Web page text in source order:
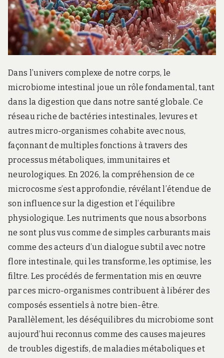
Dans l’univers complexe de notre corps, le
microbiome intestinal joue un rôle fondamental, tant
dans la digestion que dans notre santé globale. Ce
réseau riche de bactéries intestinales, levures et
autres micro-organismes cohabite avec nous,
façonnant de multiples fonctions à travers des
processus métaboliques, immunitaires et
neurologiques. En 2026, la compréhension de ce
microcosme s’est approfondie, révélant l’étendue de
son influence sur la digestion et l’équilibre
physiologique. Les nutriments que nous absorbons
ne sont plus vus comme de simples carburants mais
comme des acteurs d’un dialogue subtil avec notre
flore intestinale, qui les transforme, les optimise, les
filtre. Les procédés de fermentation mis en œuvre
par ces micro-organismes contribuent à libérer des
composés essentiels à notre bien-être.
Parallèlement, les déséquilibres du microbiome sont
aujourd’hui reconnus comme des causes majeures
de troubles digestifs, de maladies métaboliques et